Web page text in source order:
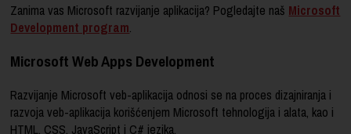
Zanima vas Microsoft razvijanje aplikacija? Pogledajte naš Microsoft
Development program.
Microsoft Web Apps Development
Razvijanje Microsoft veb-aplikacija odnosi se na proces dizajniranja i
razvoja veb-aplikacija korišćenjem Microsoft tehnologija i alata, kao i
HTML, CSS, JavaScript i C# jezika.